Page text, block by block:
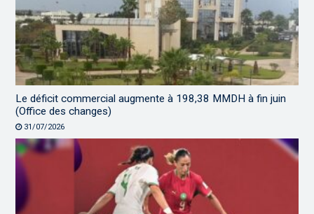
Le déficit commercial augmente à 198,38 MMDH à fin juin
(Office des changes)
31/07/2026